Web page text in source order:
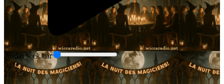
Audio seek bar
0:00
2:30:58